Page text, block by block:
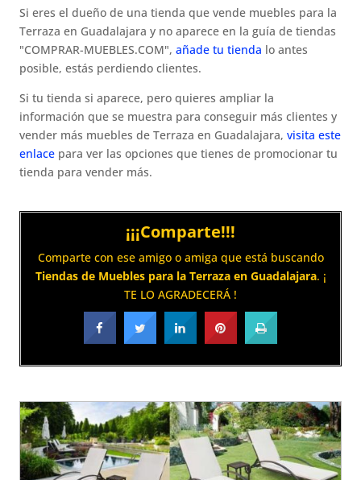
Si eres el dueño de una tienda que vende muebles para la
Terraza en Guadalajara y no aparece en la guía de tiendas
"COMPRAR-MUEBLES.COM",añade tu tienda lo antes
posible, estás perdiendo clientes.
Si tu tienda si aparece, pero quieres ampliar la
información que se muestra para conseguir más clientes y
vender más muebles de Terraza en Guadalajara,visita este
enlace para ver las opciones que tienes de promocionar tu
tienda para vender más.
¡¡¡Comparte!!!
Comparte con ese amigo o amiga que está buscando
Tiendas de Muebles para la Terraza en Guadalajara. ¡
TE LO AGRADECERÁ !